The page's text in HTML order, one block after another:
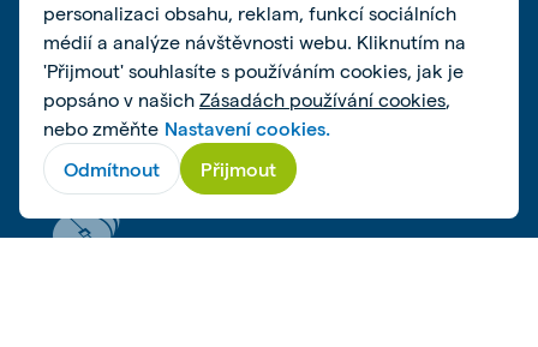
Zásady ochrany osobních údajů
Zásady používání souboru cookie
Spravovat soubory cookies
© De Heus Animal Nutrition | De Heus a.s. | IČ
25321498 | DIČ CZ25321498 | Společnost zapsaná u
Krajského soudu v Brně, spisová značka B 2162
personalizaci obsahu, reklam, funkcí sociálních
médií a analýze návštěvnosti webu. Kliknutím na
'Přijmout' souhlasíte s používáním cookies, jak je
popsáno v našich Zásadách používání cookies,
nebo změňte Nastavení cookies.
Odmítnout
Přijmout